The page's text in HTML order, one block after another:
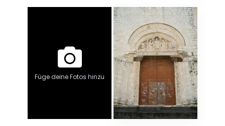
Füge deine Fotos hinzu